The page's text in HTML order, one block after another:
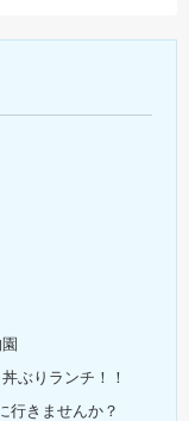
ぶりランチ！！
行きませんか？